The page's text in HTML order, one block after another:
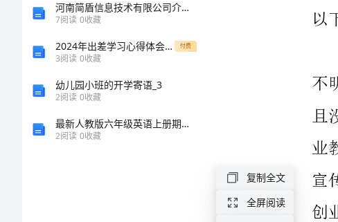
河南简盾信息技术有限公司介绍企业发展分析报告
7阅读 0收藏
2024年出差学习心得体会感想 付费
3阅读 0收藏
幼儿园小班的开学寄语_3
2阅读 0收藏
最新人教版六年级英语上册期中考试题及答案【A4版】
2阅读 0收藏
复制全文
全屏阅读